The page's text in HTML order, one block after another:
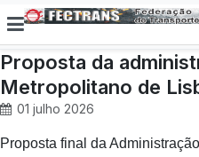
Proposta da
Metropolitano de
01 julho 2026
Proposta final da